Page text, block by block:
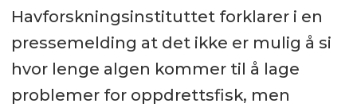
Havforskningsinstituttet forklarer i en
pressemelding at det ikke er mulig å si
hvor lenge algen kommer til å lage
problemer for oppdrettsfisk, men